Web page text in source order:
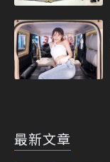
最新文章